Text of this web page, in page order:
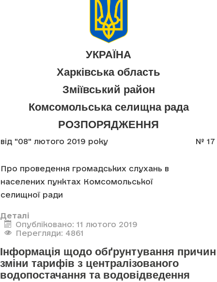
УКРАЇНА
Харківська область
Зміївський район
Комсомольська селищна рада
РОЗПОРЯДЖЕННЯ
від "08" лютого 2019 року № 17
Про проведення громадських слухань в
населених пунктах Комсомольської
селищної ради
Деталі
Опубліковано: 11 лютого 2019
Перегляди: 4861
Інформація щодо обґрунтування причин
зміни тарифів з централізованого
водопостачання та водовідведення